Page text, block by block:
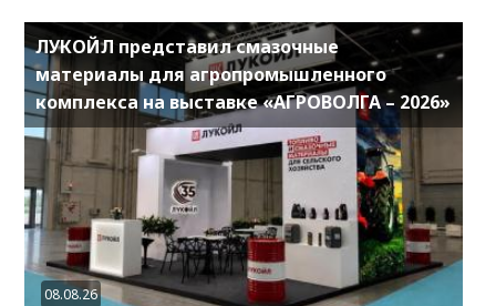
ЛУКОЙЛ представил смазочные
материалы для агропромышленного
комплекса на выставке «АГРОВОЛГА – 2026»
08.08.26